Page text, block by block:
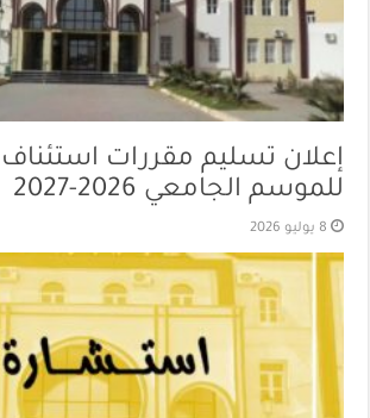
إعلان تسليم مقررات استئناف
للموسم الجامعي 2026-2027
8 يوليو 2026